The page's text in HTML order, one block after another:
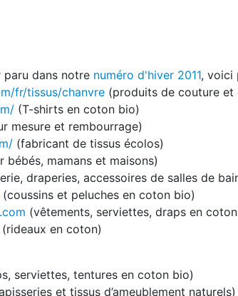
le 16 juin 2023)
(mis à jour le 16
paru dans notre numéro d'hiver 2011, voici
fr/tissus/chanvre (produits de couture et
(T-shirts en coton bio)
mesure et rembourrage)
(fabricant de tissus écolos)
bébés, mamans et maisons)
draperies, accessoires de salles de
(coussins et peluches en coton bio)
(vêtements, serviettes, draps en
(rideaux en coton)
serviettes, tentures en coton bio)
et tissus d’ameublement naturels)